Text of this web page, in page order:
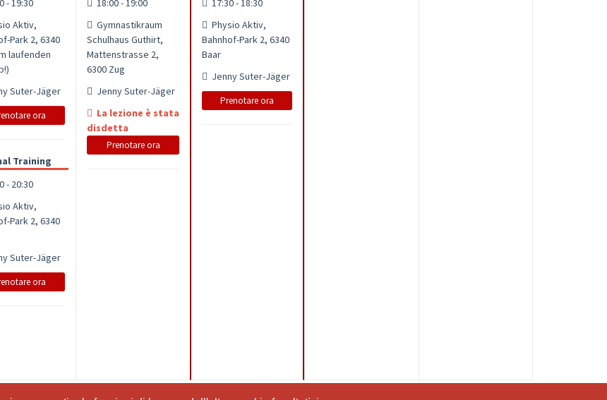
- 19:30
Aktiv,
Park 2, 6340
laufenden
Suter-Jäger
ora
Training
- 20:30
Aktiv,
Park 2, 6340
Suter-Jäger
ora
18:00 - 19:00
Gymnastikraum
Schulhaus Guthirt,
Mattenstrasse 2,
6300 Zug
Jenny Suter-Jäger
La lezione è stata
disdetta
Prenotare ora
17:30 - 18:30
Physio Aktiv,
Bahnhof-Park 2, 6340
Baar
Jenny Suter-Jäger
Prenotare ora